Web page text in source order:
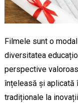
Filmele sunt o
diversitatea
perspective
înțeleasă și aplicată
tradiționale la